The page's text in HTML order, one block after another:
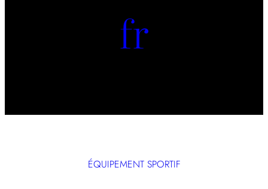
fr
ÉQUIPEMENT SPORTIF